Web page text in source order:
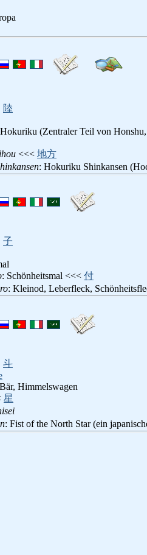
陸
(Zentraler Teil von
<<< 地方
: Hokuriku Shinkansen
子
: Schönheitsmal <<< 付
: Kleinod, Leberfleck,
斗
Himmelswagen
星
: Fist of the North Star (ein